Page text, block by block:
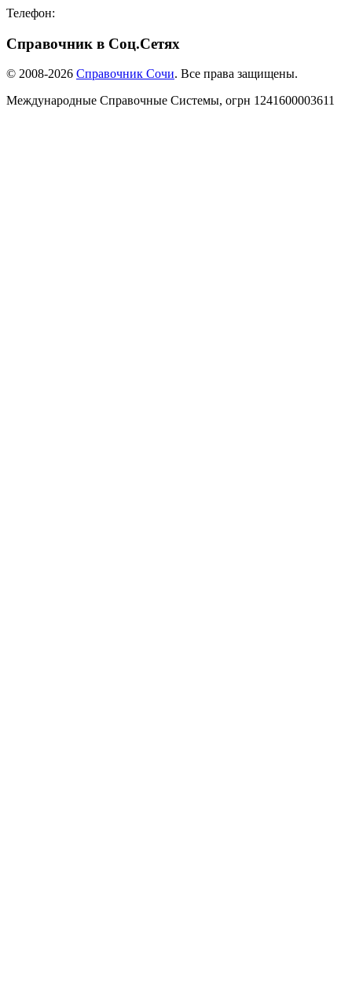
Телефон:
Справочник в Соц.Сетях
© 2008-2026 Справочник Сочи. Все права защищены.
Международные Справочные Системы, огрн 1241600003611